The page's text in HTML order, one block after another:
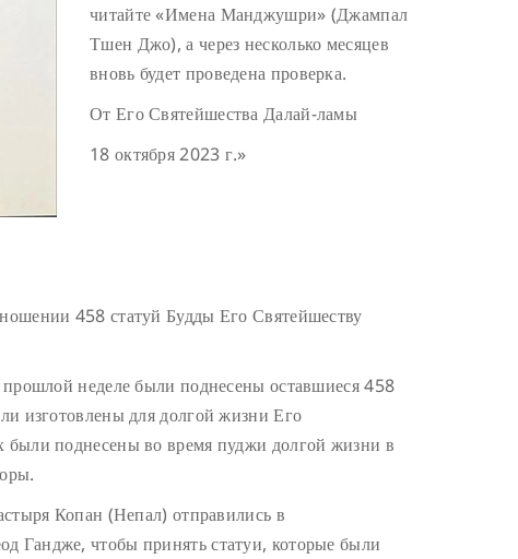
читайте «Имена Манджушри» (Джампал
Тшен Джо), а через несколько месяцев
вновь будет проведена проверка.
От Его Святейшества Далай-ламы
18 октября 2023 г.»
458 статуй Будды Его Святейшеству
неделе были поднесены оставшиеся 458
изготовлены для долгой жизни Его
поднесены во время пуджи долгой жизни в
Копан (Непал) отправились в
Гандже, чтобы принять статуи, которые были